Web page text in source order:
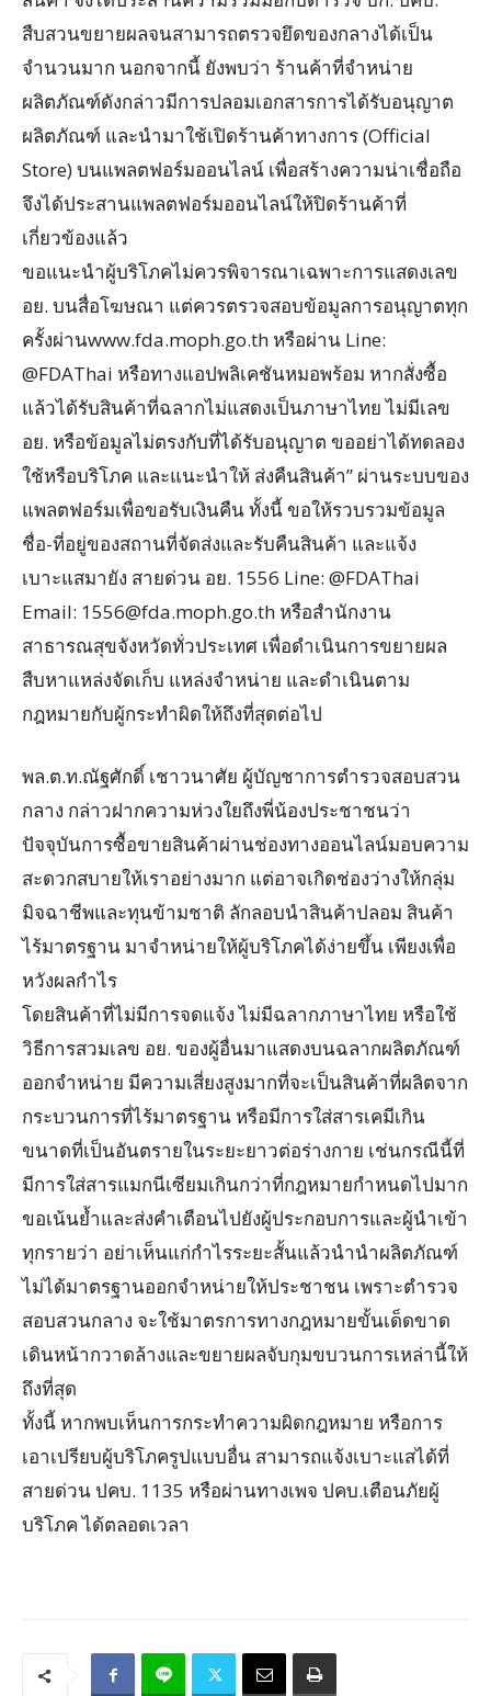
สืบสวนขยายผลจนสามารถตรวจยึดของกลางได้เป็น
จำนวนมาก นอกจากนี้ ยังพบว่า ร้านค้าที่จำหน่าย
ผลิตภัณฑ์ดังกล่าวมีการปลอมเอกสารการได้รับอนุญาต
ผลิตภัณฑ์ และนำมาใช้เปิดร้านค้าทางการ (Official
Store) บนแพลตฟอร์มออนไลน์ เพื่อสร้างความน่าเชื่อถือ
จึงได้ประสานแพลตฟอร์มออนไลน์ให้ปิดร้านค้าที่
เกี่ยวข้องแล้ว
ขอแนะนำผู้บริโภคไม่ควรพิจารณาเฉพาะการแสดงเลข
อย. บนสื่อโฆษณา แต่ควรตรวจสอบข้อมูลการอนุญาตทุก
ครั้งผ่านwww.fda.moph.go.th หรือผ่าน Line:
@FDAThai หรือทางแอปพลิเคชันหมอพร้อม หากสั่งซื้อ
แล้วได้รับสินค้าที่ฉลากไม่แสดงเป็นภาษาไทย ไม่มีเลข
อย. หรือข้อมูลไม่ตรงกับที่ได้รับอนุญาต ขออย่าได้ทดลอง
ใช้หรือบริโภค และแนะนำให้ ส่งคืนสินค้า” ผ่านระบบของ
แพลตฟอร์มเพื่อขอรับเงินคืน ทั้งนี้ ขอให้รวบรวมข้อมูล
ชื่อ-ที่อยู่ของสถานที่จัดส่งและรับคืนสินค้า และแจ้ง
เบาะแสมายัง สายด่วน อย. 1556 Line: @FDAThai
Email: 1556@fda.moph.go.th หรือสำนักงาน
สาธารณสุขจังหวัดทั่วประเทศ เพื่อดำเนินการขยายผล
สืบหาแหล่งจัดเก็บ แหล่งจำหน่าย และดำเนินตาม
กฎหมายกับผู้กระทำผิดให้ถึงที่สุดต่อไป
พล.ต.ท.ณัฐศักดิ์ เชาวนาศัย ผู้บัญชาการตำรวจสอบสวน
กลาง กล่าวฝากความห่วงใยถึงพี่น้องประชาชนว่า
ปัจจุบันการซื้อขายสินค้าผ่านช่องทางออนไลน์มอบความ
สะดวกสบายให้เราอย่างมาก แต่อาจเกิดช่องว่างให้กลุ่ม
มิจฉาชีพและทุนข้ามชาติ ลักลอบนำสินค้าปลอม สินค้า
ไร้มาตรฐาน มาจำหน่ายให้ผู้บริโภคได้ง่ายขึ้น เพียงเพื่อ
หวังผลกำไร
โดยสินค้าที่ไม่มีการจดแจ้ง ไม่มีฉลากภาษาไทย หรือใช้
วิธีการสวมเลข อย. ของผู้อื่นมาแสดงบนฉลากผลิตภัณฑ์
ออกจำหน่าย มีความเสี่ยงสูงมากที่จะเป็นสินค้าที่ผลิตจาก
กระบวนการที่ไร้มาตรฐาน หรือมีการใส่สารเคมีเกิน
ขนาดที่เป็นอันตรายในระยะยาวต่อร่างกาย เช่นกรณีนี้ที่
มีการใส่สารแมกนีเซียมเกินกว่าที่กฎหมายกำหนดไปมาก
ขอเน้นย้ำและส่งคำเตือนไปยังผู้ประกอบการและผู้นำเข้า
ทุกรายว่า อย่าเห็นแก่กำไรระยะสั้นแล้วนำนำผลิตภัณฑ์
ไม่ได้มาตรฐานออกจำหน่ายให้ประชาชน เพราะตำรวจ
สอบสวนกลาง จะใช้มาตรการทางกฎหมายขั้นเด็ดขาด
เดินหน้ากวาดล้างและขยายผลจับกุมขบวนการเหล่านี้ให้
ถึงที่สุด
ทั้งนี้ หากพบเห็นการกระทำความผิดกฎหมาย หรือการ
เอาเปรียบผู้บริโภครูปแบบอื่น สามารถแจ้งเบาะแสได้ที่
สายด่วน ปคบ. 1135 หรือผ่านทางเพจ ปคบ.เตือนภัยผู้
บริโภค ได้ตลอดเวลา